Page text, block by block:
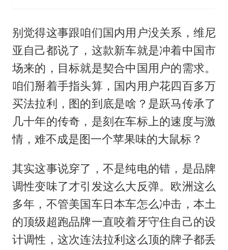
别觉得这事跟咱们国内用户没关系，维尼
亚自己都说了，这款新车就是冲着中国市
场来的，目标就是契合中国用户的需求。
咱们掰着手指头算，国内用户花四百多万
买法拉利，图的到底是啥？是跃马传承了
几十年的传奇，是刻在车标上的速度与激
情，难不成是图一个苹果味的大鼠标？
其实这事说穿了，不是纯电的错，是品牌
调性变味了才引发这么大反弹。欧洲这么
多年，不管美国车日本车怎么冲击，本土
的顶级超跑品牌一直咬着牙守住自己的设
计调性，这次连法拉利这么顶的牌子都丢